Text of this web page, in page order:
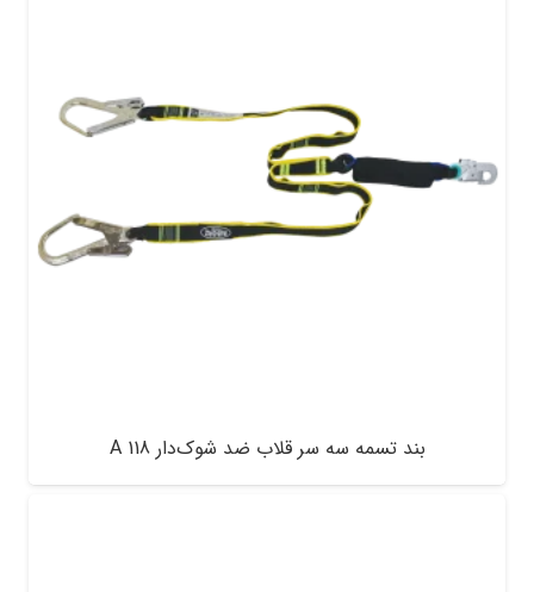
بند تسمه سه سر قلاب ضد شوک‌دار A 118